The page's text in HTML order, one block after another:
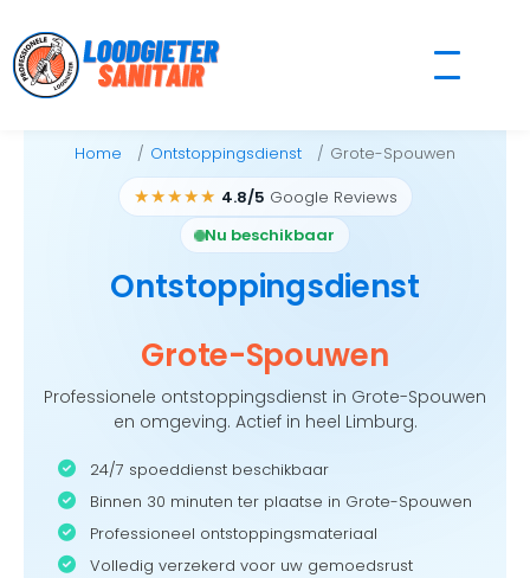
to
content
Home Ontstoppingsdienst Grote-Spouwen
★★★★★ 4.8/5 Google Reviews
Nu beschikbaar
Ontstoppingsdienst
Grote-Spouwen
Professionele ontstoppingsdienst in Grote-Spouwen
en omgeving. Actief in heel Limburg.
24/7 spoeddienst beschikbaar
Binnen 30 minuten ter plaatse in Grote-Spouwen
Professioneel ontstoppingsmateriaal
Volledig verzekerd voor uw gemoedsrust